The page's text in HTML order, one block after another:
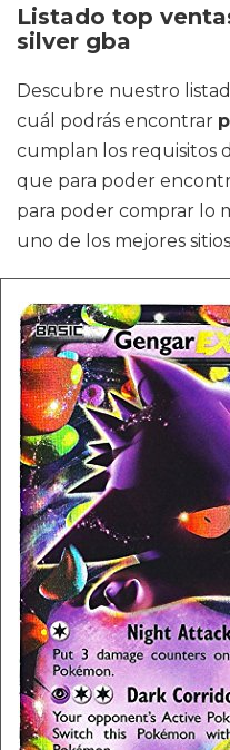
Listado top
silver gba
Descubre nuestro
cuál podrás encontrar
cumplan los requisitos
que para poder
para poder comprar lo
uno de los mejores